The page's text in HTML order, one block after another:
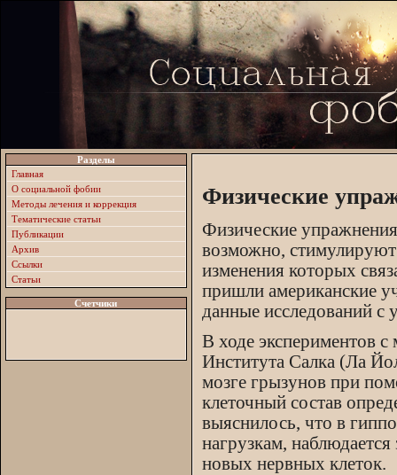
Разделы
Главная
О социальной фобии
Методы лечения и коррекция
Тематические статьи
Публикации
Архив
Ссылки
Статьи
Счетчики
Физические
Физические
возможно, стимулируют
изменения которых
пришли американские
данные исследований с
В ходе экспериментов
Института Салка (Ла
мозге грызунов при
клеточный состав
выяснилось, что в
нагрузкам,
новых нервных клеток.